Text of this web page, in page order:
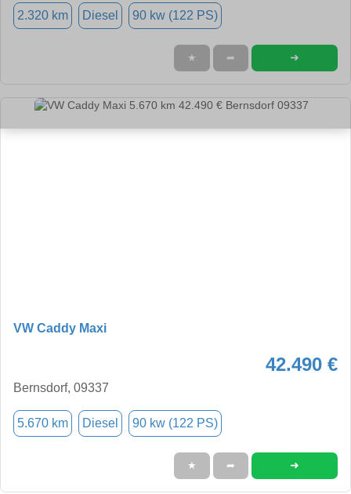
2.320 km Diesel 90 kw (122 PS)
★ ➦ ➜
VW Caddy Maxi
42.490 €
Bernsdorf, 09337
5.670 km Diesel 90 kw (122 PS)
★ ➦ ➜